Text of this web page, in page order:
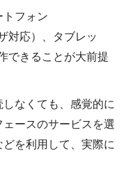
トフォン
対応）、タブレッ
できることが大前提
なくても、感覚的に
ースのサービスを選
を利用して、実際に